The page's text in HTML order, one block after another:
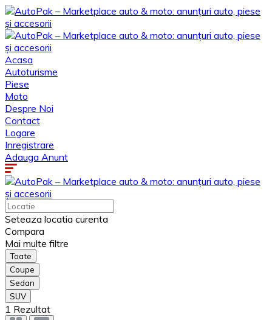
Acasa
Autoturisme
Piese
Moto
Despre Noi
Contact
Logare
Inregistrare
Adauga Anunt
Seteaza locatia curenta
Compara
Mai multe filtre
Toate
Coupe
Sedan
SUV
1 Rezultat